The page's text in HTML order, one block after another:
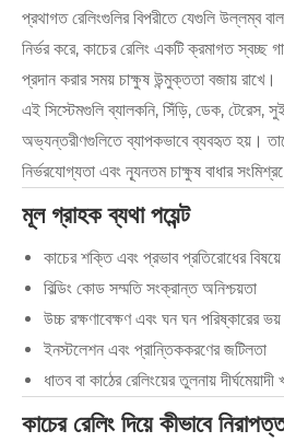
প্রথাগত রেলিংগুলির বিপরীতে যেগুলি উল্লম্ব
নির্ভর করে, কাচের রেলিং একটি ক্রমাগত স্বচ্ছ
প্রদান করার সময় চাক্ষুষ উন্মুক্ততা বজায় রাখে।
এই সিস্টেমগুলি ব্যালকনি, সিঁড়ি, ডেক, টেরেস,
অভ্যন্তরীণগুলিতে ব্যাপকভাবে ব্যবহৃত হয়।
নির্ভরযোগ্যতা এবং ন্যূনতম চাক্ষুষ বাধার
মূল গ্রাহক ব্যথা পয়েন্ট
কাচের শক্তি এবং প্রভাব প্রতিরোধের
বিল্ডিং কোড সম্মতি সংক্রান্ত অনিশ্চয়তা
উচ্চ রক্ষণাবেক্ষণ এবং ঘন ঘন পরিষ্কারের ভয়
ইনস্টলেশন এবং প্রান্তিককরণের জটিলতা
ধাতব বা কাঠের রেলিংয়ের তুলনায় দীর্ঘমেয়াদী
কাচের রেলিং দিয়ে কীভাবে